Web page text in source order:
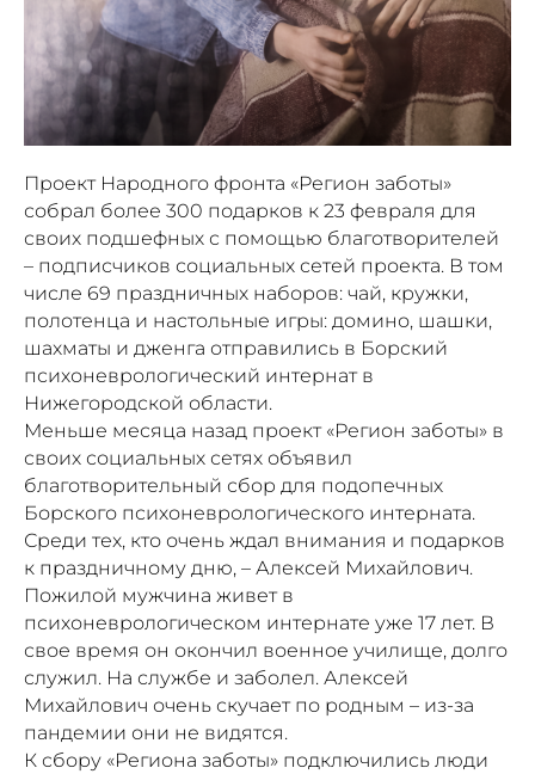
Проект Народного фронта «Регион заботы»
собрал более 300 подарков к 23 февраля для
своих подшефных с помощью благотворителей
– подписчиков социальных сетей проекта. В том
числе 69 праздничных наборов: чай, кружки,
полотенца и настольные игры: домино, шашки,
шахматы и дженга отправились в Борский
психоневрологический интернат в
Нижегородской области.
Меньше месяца назад проект «Регион заботы» в
своих социальных сетях объявил
благотворительный сбор для подопечных
Борского психоневрологического интерната.
Среди тех, кто очень ждал внимания и подарков
к праздничному дню, – Алексей Михайлович.
Пожилой мужчина живет в
психоневрологическом интернате уже 17 лет. В
свое время он окончил военное училище, долго
служил. На службе и заболел. Алексей
Михайлович очень скучает по родным – из-за
пандемии они не видятся.
К сбору «Региона заботы» подключились люди